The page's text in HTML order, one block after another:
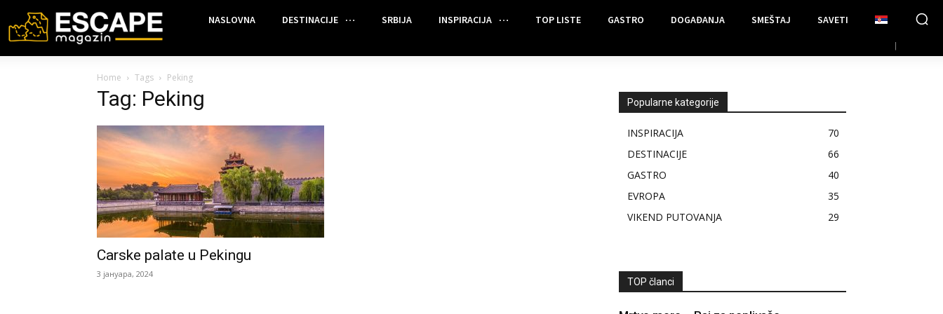
NASLOVNA DESTINACIJE SRBIJA INSPIRACIJA TOP LISTE GASTRO DOGAĐANJA SMEŠTAJ SAVETI
Home Tags Peking
Tag: Peking
Carske palate u Pekingu
3 јануара, 2024
Popularne kategorije
INSPIRACIJA
70
DESTINACIJE
66
GASTRO
40
EVROPA
35
VIKEND PUTOVANJA
29
TOP članci